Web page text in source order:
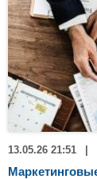
13.05.26 21:51 |